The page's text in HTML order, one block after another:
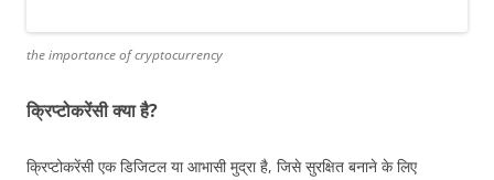
the importance of cryptocurrency
क्रिप्टोकरेंसी क्या है?
क्रिप्टोकरेंसी एक डिजिटल या आभासी मुद्रा है, जिसे सुरक्षित बनाने के लिए